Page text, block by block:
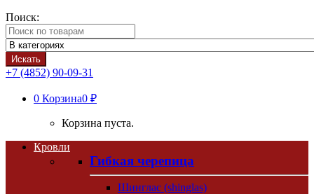
Поиск:
Искать
+7 (4852) 90-09-31
0 Корзина0 ₽
Корзина пуста.
Кровли
Гибкая черепица
Шинглас (shinglas)